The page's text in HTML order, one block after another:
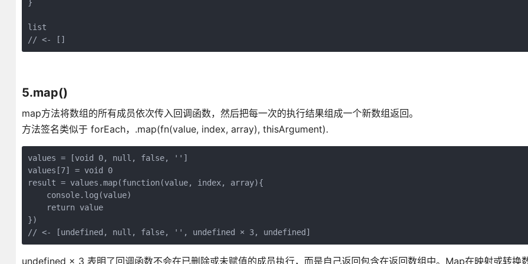
}
list
// <- []
5.map()
map方法将数组的所有成员依次传入回调函数，然后把每一次的执行结果组成一个新数组返回。
方法签名类似于 forEach，.map(fn(value, index, array), thisArgument).
values = [void 0, null, false, '']
values[7] = void 0
result = values.map(function(value, index, array){
    console.log(value)
    return value
})
undefined × 3 表明了回调函数不会在已删除或未赋值的成员执行，而是自己返回包含在返回数组中。Map在映射或转换